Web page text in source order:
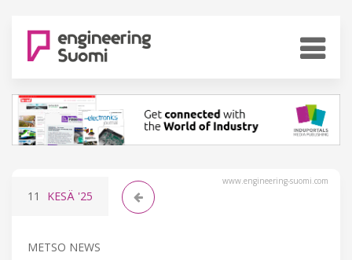
www.engineering-suomi.com
11 KESÄ '25
METSO NEWS